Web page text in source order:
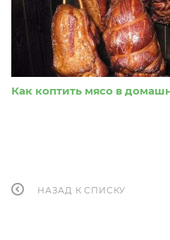
Как коптить мясо в
НАЗАД К СПИСКУ